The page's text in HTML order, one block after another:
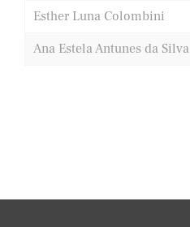
Esther Luna Colombini
Ana Estela Antunes da Silva